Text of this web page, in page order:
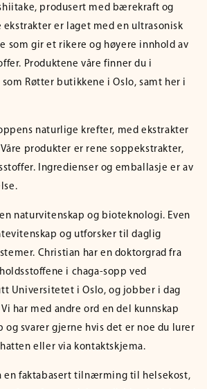
produsert med bærekraft og
ekstrakter er laget med en ultrasonisk
som gir et rikere og høyere innhold av
Produktene våre finner du i
Røtter butikkene i Oslo, samt her i
naturlige krefter, med ekstrakter
produkter er rene soppekstrakter,
Ingredienser og emballasje er av
naturvitenskap og bioteknologi. Even
og utforsker til daglig
Christian har en doktorgrad fra
i chaga-sopp ved
Universitetet i Oslo, og jobber i dag
har med andre ord en del kunnskap
og svarer gjerne hvis det er noe du lurer
eller via kontaktskjema.
en faktabasert tilnærming til helsekost,